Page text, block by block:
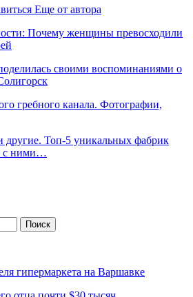
Еще от автора
Почему женщины превосходили
своими воспоминаниями о
гребного канала. Фотографии,
другие. Топ-5 уникальных фабрик
с ними…
гипермаркета на Варшавке